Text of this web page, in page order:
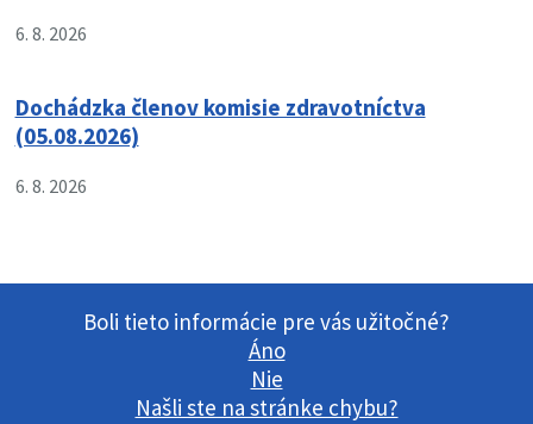
6. 8. 2026
Dochádzka členov komisie zdravotníctva
(05.08.2026)
6. 8. 2026
Boli tieto informácie pre vás užitočné?
Áno
Nie
Našli ste na stránke chybu?